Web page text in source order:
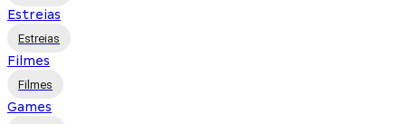
Estreias
Estreias
Filmes
Filmes
Games